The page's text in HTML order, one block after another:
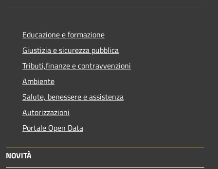
Educazione e formazione
Giustizia e sicurezza pubblica
Tributi,finanze e contravvenzioni
Ambiente
Salute, benessere e assistenza
Autorizzazioni
Portale Open Data
NOVITÀ